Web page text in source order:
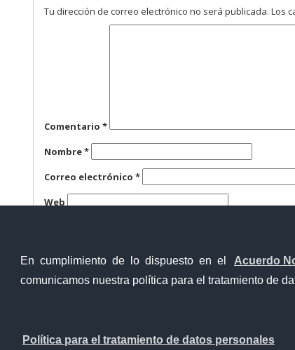
En cumplimiento de lo dispuesto en el Acuerdo
comunicamos nuestra política para el tratamiento de
Política para el tratamiento de datos personales
Tu dirección de correo electrónico no será publicada. Los
Comentario*
Nombre*
Correo electrónico*
Web